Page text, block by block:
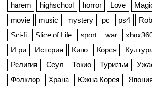
harem
highschool horror Love
movie
music mystery pc ps4
Sci-fi
Slice of Life sport war
Игри
История Кино Корея
Религия
Сеул Токио Туризъм
Фолклор
Храна Южна Корея Япония